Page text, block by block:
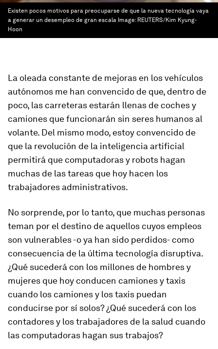
Existen pocos motivos para preocuparse de que la nueva tecnología vaya
a generar un desempleo de gran escala Image: REUTERS/Kim Kyung-
Hoon
La oleada constante de mejoras en los vehículos
autónomos me han convencido de que, dentro de
poco, las carreteras estarán llenas de coches y
camiones que funcionarán sin seres humanos al
volante. Del mismo modo, estoy convencido de
que la revolución de la inteligencia artificial
permitirá que computadoras y robots hagan
muchas de las tareas que hoy hacen los
trabajadores administrativos.
No sorprende, por lo tanto, que muchas personas
teman por el destino de aquellos cuyos empleos
son vulnerables -o ya han sido perdidos- como
consecuencia de la última tecnología disruptiva.
¿Qué sucederá con los millones de hombres y
mujeres que hoy conducen camiones y taxis
cuando los camiones y los taxis puedan
conducirse por sí solos? ¿Qué sucederá con los
contadores y los trabajadores de la salud cuando
las computadoras hagan sus trabajos?